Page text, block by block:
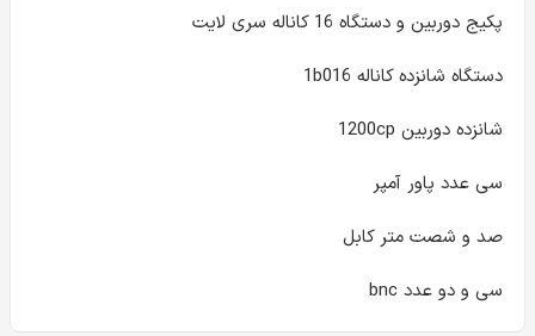
پکیج دوربین و دستگاه 16 کاناله سری لایت
دستگاه شانزده کاناله 1b016
شانزده دوربین 1200cp
سی عدد پاور آمپر
صد و شصت متر کابل
سی و دو عدد bnc